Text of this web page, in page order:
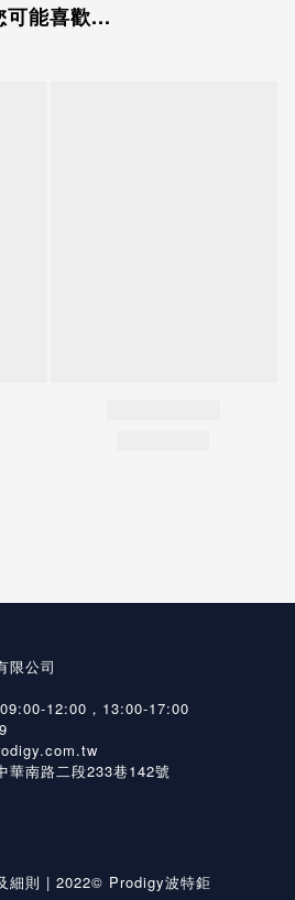
可能喜歡...
限公司
09:00-12:00，13:00-17:00
華南路二段233巷142號
細則 | 2022© Prodigy波特鉅